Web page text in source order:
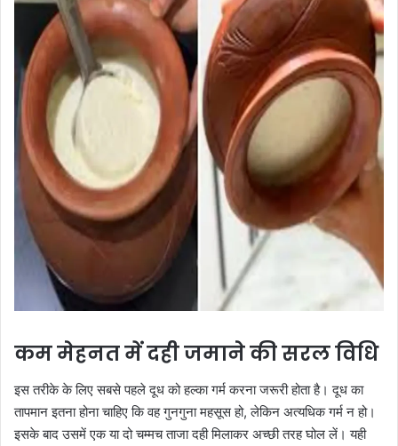
कम मेहनत में दही जमाने की सरल विधि
इस तरीके के लिए सबसे पहले दूध को हल्का गर्म करना जरूरी होता है। दूध का
तापमान इतना होना चाहिए कि वह गुनगुना महसूस हो, लेकिन अत्यधिक गर्म न हो।
इसके बाद उसमें एक या दो चम्मच ताजा दही मिलाकर अच्छी तरह घोल लें। यही